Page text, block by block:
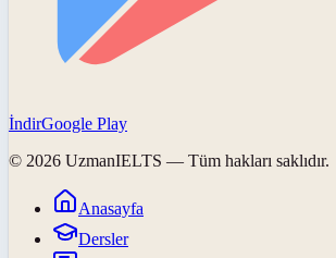
İndirGoogle Play
© 2026 UzmanIELTS — Tüm hakları saklıdır.
Anasayfa
Dersler